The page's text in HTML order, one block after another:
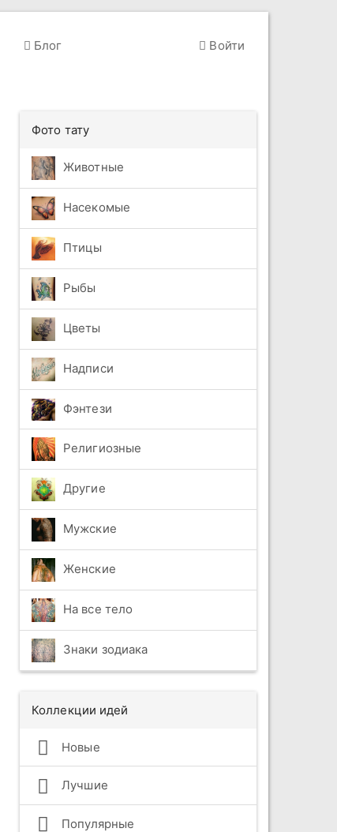
Блог Войти
Фото тату
Животные
Насекомые
Птицы
Рыбы
Цветы
Надписи
Фэнтези
Религиозные
Другие
Мужские
Женские
На все тело
Знаки зодиака
Коллекции идей
Новые
Лучшие
Популярные